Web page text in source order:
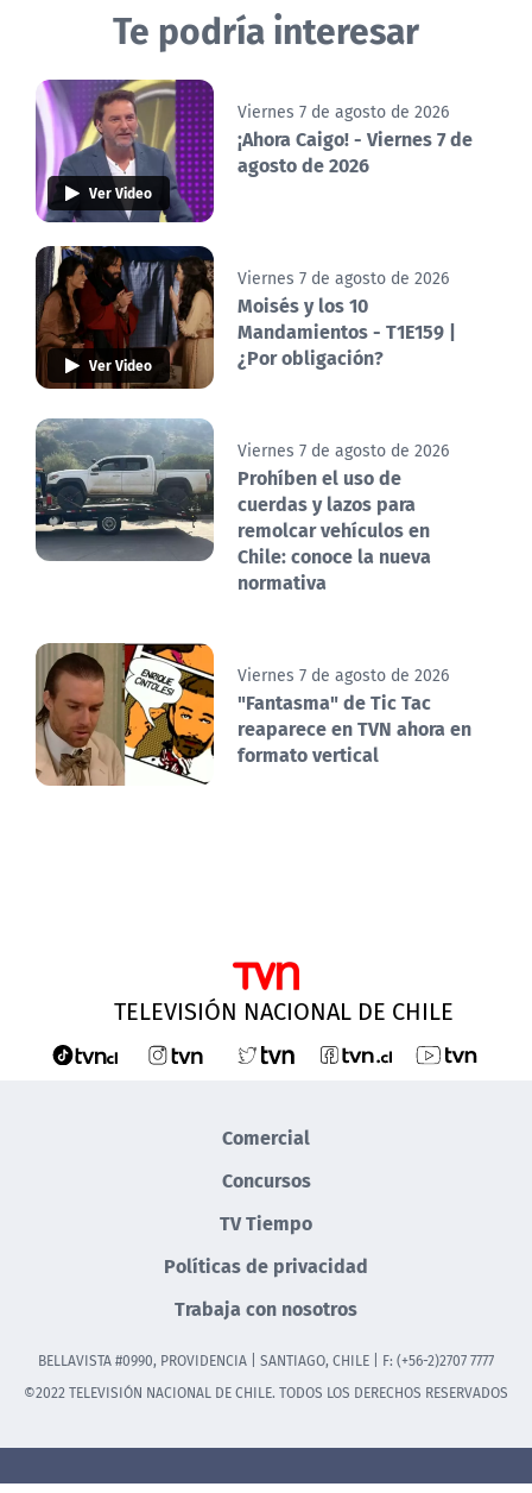
Te podría interesar
Ver Video
Viernes 7 de agosto de 2026
¡Ahora Caigo! - Viernes 7 de
agosto de 2026
Ver Video
Viernes 7 de agosto de 2026
Moisés y los 10
Mandamientos - T1E159 |
¿Por obligación?
Viernes 7 de agosto de 2026
Prohíben el uso de
cuerdas y lazos para
remolcar vehículos en
Chile: conoce la nueva
normativa
Viernes 7 de agosto de 2026
"Fantasma" de Tic Tac
reaparece en TVN ahora en
formato vertical
TELEVISIÓN NACIONAL DE CHILE
Comercial
Concursos
TV Tiempo
Políticas de privacidad
Trabaja con nosotros
BELLAVISTA #0990, PROVIDENCIA | SANTIAGO, CHILE | F: (+56-2)2707 7777
©2022 TELEVISIÓN NACIONAL DE CHILE. TODOS LOS DERECHOS RESERVADOS